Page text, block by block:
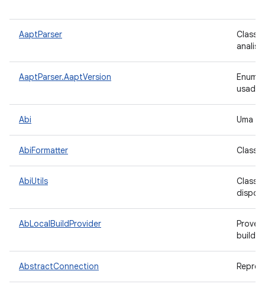
AaptParser
AaptParser.AaptVersion
usada
Abi Uma
AbiFormatter
AbiUtils
AbLocalBuildProvider
build
AbstractConnection